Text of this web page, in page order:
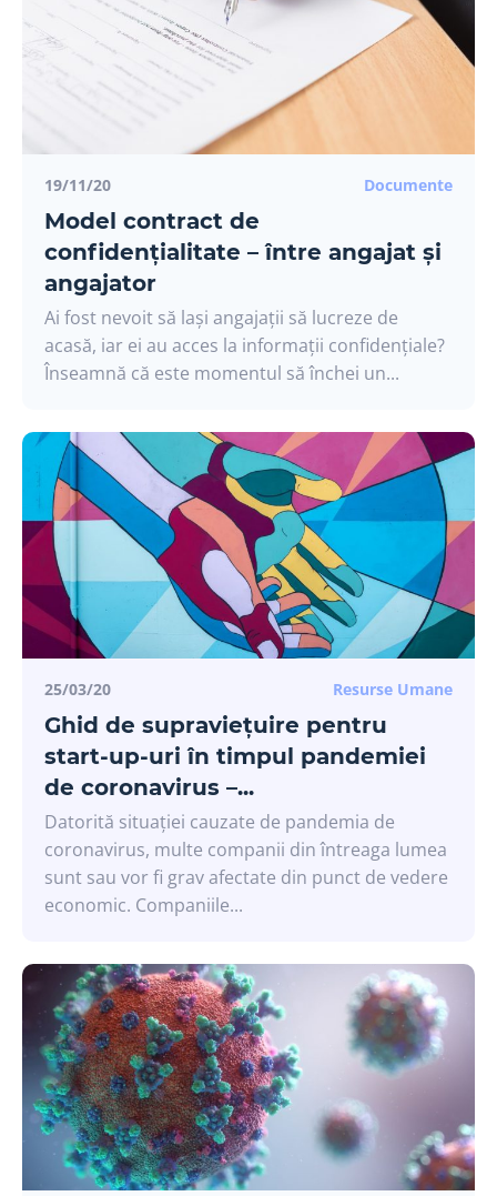
19/11/20 Documente
Model contract de
confidențialitate – între angajat și
angajator
Ai fost nevoit să lași angajații să lucreze de
acasă, iar ei au acces la informații confidențiale?
Înseamnă că este momentul să închei un...
25/03/20 Resurse Umane
Ghid de supraviețuire pentru
start-up-uri în timpul pandemiei
de coronavirus –...
Datorită situației cauzate de pandemia de
coronavirus, multe companii din întreaga lumea
sunt sau vor fi grav afectate din punct de vedere
economic. Companiile...